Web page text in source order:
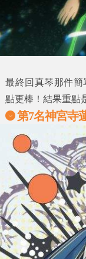
最終回真琴那件
點更棒！結果重點
第7名神宮寺